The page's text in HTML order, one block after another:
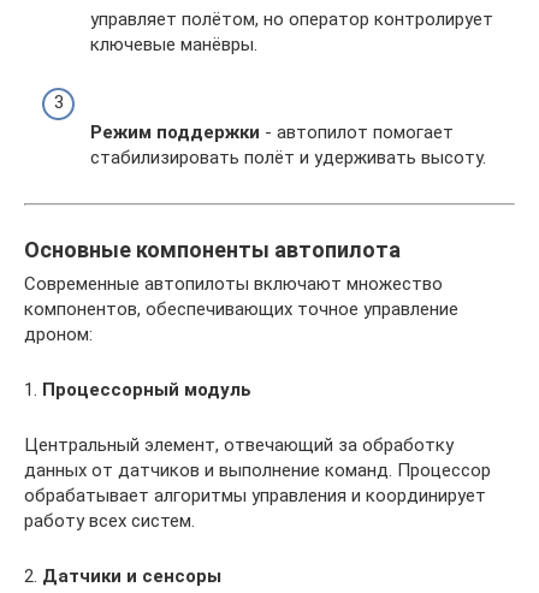
управляет полётом, но оператор контролирует
ключевые манёвры.
Режим поддержки - автопилот помогает
стабилизировать полёт и удерживать высоту.
Основные компоненты автопилота
Современные автопилоты включают множество
компонентов, обеспечивающих точное управление
дроном:
1. Процессорный модуль
Центральный элемент, отвечающий за обработку
данных от датчиков и выполнение команд. Процессор
обрабатывает алгоритмы управления и координирует
работу всех систем.
2. Датчики и сенсоры